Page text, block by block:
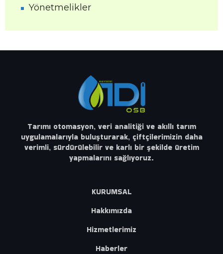
Yönetmelikler
Tarımı otomasyon, veri analitiği ve akıllı tarım
uygulamalarıyla buluşturarak, çiftçilerimizin daha
verimli, sürdürülebilir ve karlı bir şekilde üretim
yapmalarını sağlıyoruz.
KURUMSAL
Hakkımızda
Hizmetlerimiz
Haberler